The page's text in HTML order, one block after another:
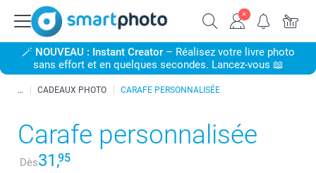
🪄 NOUVEAU : Instant Creator– Réalisez votre livre photo
sans effort et en quelques secondes. Lancez-vous 📖
CADEAUX PHOTO CARAFE PERSONNALISÉE
Carafe personnalisée
Dès31,95